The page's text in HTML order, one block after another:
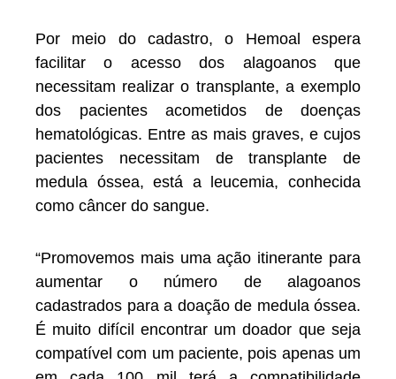
Por meio do cadastro, o Hemoal espera
facilitar o acesso dos alagoanos que
necessitam realizar o transplante, a exemplo
dos pacientes acometidos de doenças
hematológicas. Entre as mais graves, e cujos
pacientes necessitam de transplante de
medula óssea, está a leucemia, conhecida
como câncer do sangue.
“Promovemos mais uma ação itinerante para
aumentar o número de alagoanos
cadastrados para a doação de medula óssea.
É muito difícil encontrar um doador que seja
compatível com um paciente, pois apenas um